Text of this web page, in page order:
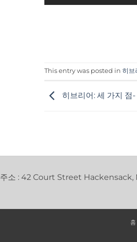
This entry was posted in 히브
히브리어: 세 가지 점
주소 : 42 Court Street Hackensack,
홈